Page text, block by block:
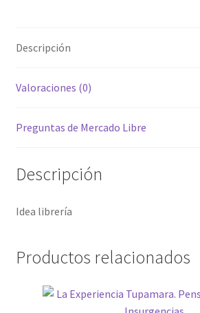
Descripción
Valoraciones (0)
Preguntas de Mercado Libre
Descripción
Idea librería
Productos relacionados